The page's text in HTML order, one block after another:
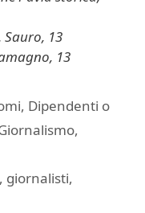
Sauro, 13
13
, Dipendenti o
,
, giornalisti,